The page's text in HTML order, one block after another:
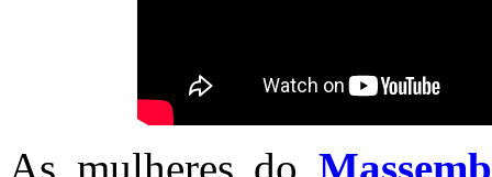
As mulheres do